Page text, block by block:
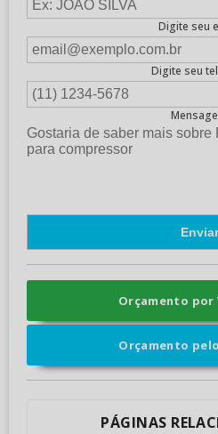
Digite seu
Digite seu
Orçamento por
Orçamento
PÁGINAS